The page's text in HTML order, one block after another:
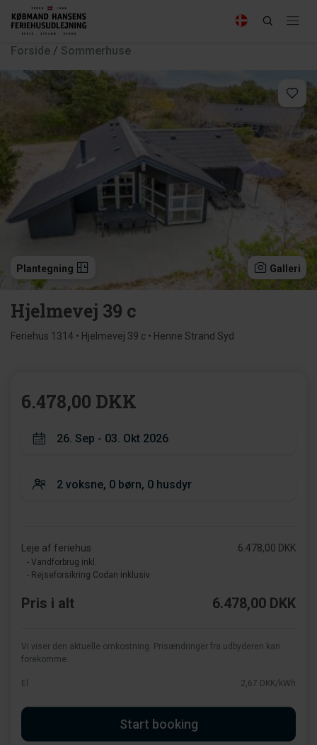
Forside / Sommerhuse
Plantegning Galleri
Hjelmevej 39 c
Feriehus 1314 • Hjelmevej 39 c • Henne Strand Syd
6.478,00 DKK
Leje af feriehus
- Vandforbrug inkl.
- Rejseforsikring Codan inklusiv
6.478,00 DKK
Pris i alt 6.478,00 DKK
Vi viser den aktuelle omkostning. Prisændringer fra udbyderen kan
forekomme.
El 2,67 DKK/kWh
Start booking